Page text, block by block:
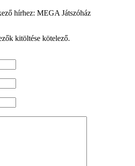
hírhez: MEGA Játszóház
kitöltése kötelező.